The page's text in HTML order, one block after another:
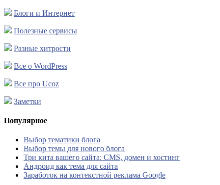
Блоги и Интернет
Полезные сервисы
Разные хитрости
Все о WordPress
Все про Ucoz
Заметки
Популярное
Выбор тематики блога
Выбор темы для нового блога
Три кита вашего сайта: CMS, домен и хостинг
Андроид как тема для сайта
Заработок на контекстной реклама Google